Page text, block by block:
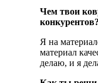
Чем твои
конкурентов?
Я на
материал
делаю, и я